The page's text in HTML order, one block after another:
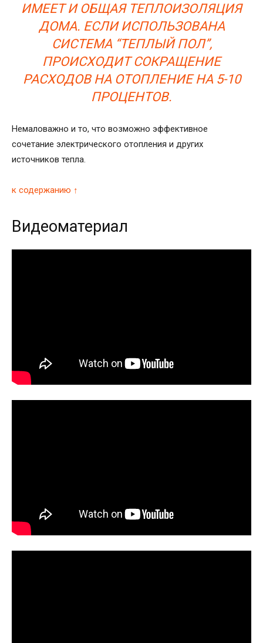
ИМЕЕТ И ОБЩАЯ ТЕПЛОИЗОЛЯЦИЯ
ДОМА. ЕСЛИ ИСПОЛЬЗОВАНА
СИСТЕМА “ТЕПЛЫЙ ПОЛ”,
ПРОИСХОДИТ СОКРАЩЕНИЕ
РАСХОДОВ НА ОТОПЛЕНИЕ НА 5-10
ПРОЦЕНТОВ.
Немаловажно и то, что возможно эффективное
сочетание электрического отопления и других
источников тепла.
к содержанию ↑
Видеоматериал